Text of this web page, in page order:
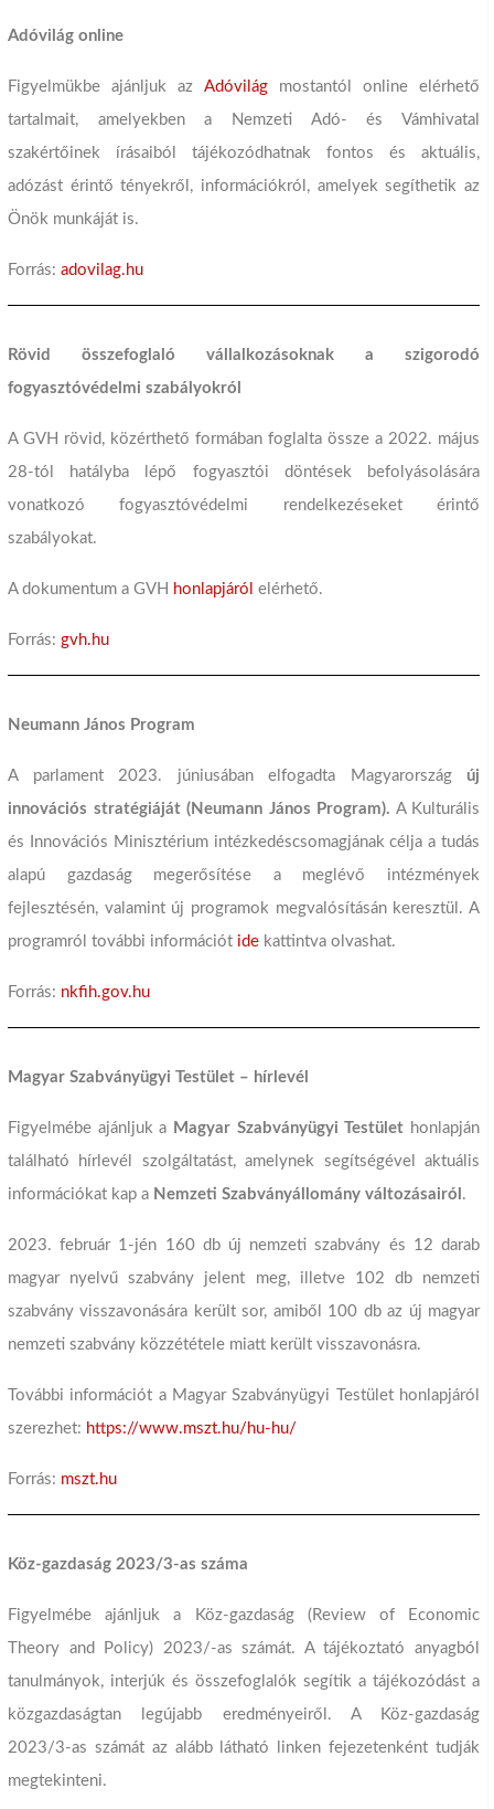
Adóvilág online
Figyelmükbe ajánljuk az Adóvilágmostantól online elérhető
tartalmait, amelyekben a Nemzeti Adó- és Vámhivatal
szakértőinek írásaiból tájékozódhatnak fontos és aktuális,
adózást érintő tényekről, információkról, amelyek segíthetik az
Önök munkáját is.
Forrás: adovilag.hu
Rövid összefoglaló vállalkozásoknak a szigorodó
fogyasztóvédelmi szabályokról
A GVH rövid, közérthető formában foglalta össze a 2022. május
28-tól hatályba lépő fogyasztói döntések befolyásolására
vonatkozó fogyasztóvédelmi rendelkezéseket érintő
szabályokat.
A dokumentum a GVH honlapjáról elérhető.
Forrás: gvh.hu
Neumann János Program
A parlament 2023. júniusában elfogadta Magyarország új
innovációs stratégiáját (Neumann János Program). A Kulturális
és Innovációs Minisztérium intézkedéscsomagjának célja a tudás
alapú gazdaság megerősítése a meglévő intézmények
fejlesztésén, valamint új programok megvalósításán keresztül. A
programról további információt ide kattintva olvashat.
Forrás: nkfih.gov.hu
Magyar Szabványügyi Testület – hírlevél
Figyelmébe ajánljuk a Magyar Szabványügyi Testület honlapján
található hírlevél szolgáltatást, amelynek segítségével aktuális
információkat kap a Nemzeti Szabványállomány változásairól .
2023. február 1-jén 160 db új nemzeti szabvány és 12 darab
magyar nyelvű szabvány jelent meg, illetve 102 db nemzeti
szabvány visszavonására került sor, amiből 100 db az új magyar
nemzeti szabvány közzététele miatt került visszavonásra.
További információt a Magyar Szabványügyi Testület honlapjáról
szerezhet: https://www.mszt.hu/hu-hu/
Forrás: mszt.hu
Köz-gazdaság 2023/3-as száma
Figyelmébe ajánljuk a Köz-gazdaság (Review of Economic
Theory and Policy) 2023/-as számát. A tájékoztató anyagból
tanulmányok, interjúk és összefoglalók segítik a tájékozódást a
közgazdaságtan legújabb eredményeiről. A Köz-gazdaság
2023/3-as számát az alább látható linken fejezetenként tudják
megtekinteni.